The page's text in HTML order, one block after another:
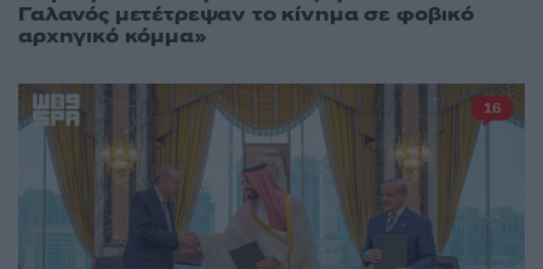
Γαλανός μετέτρεψαν το κίνημα σε φοβικό
αρχηγικό κόμμα»
16